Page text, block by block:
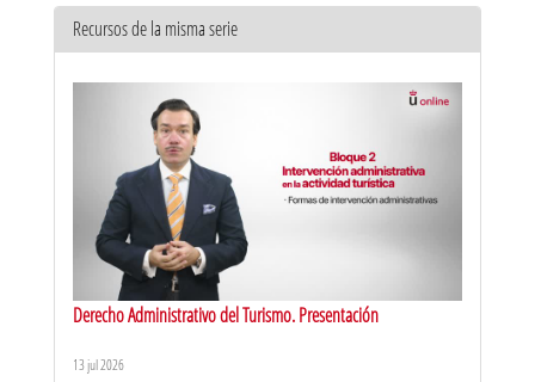
Recursos de la misma serie
Derecho Administrativo del Turismo. Presentación
13 jul 2026